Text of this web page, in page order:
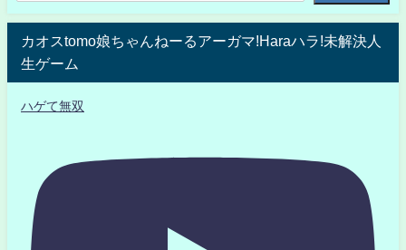
カオスtomo娘ちゃんねーるアーガマ!Haraハラ!未解決人
生ゲーム
ハゲて無双